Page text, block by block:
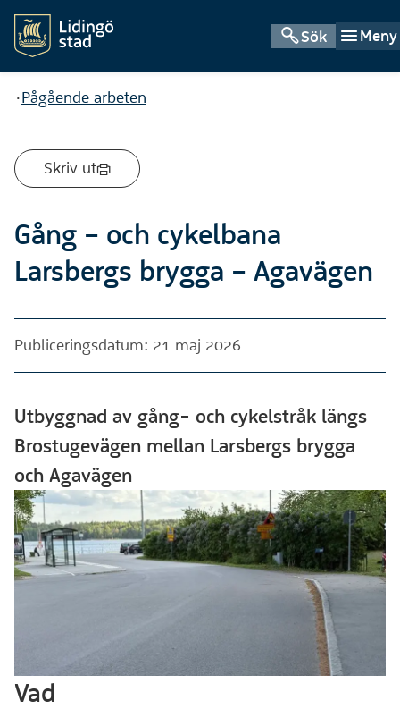
Sök Meny
Du är här:
Pågående arbeten
Skriv ut
Gång – och cykelbana
Larsbergs brygga – Agavägen
Publiceringsdatum: 21 maj 2026
Utbyggnad av gång- och cykelstråk längs
Brostugevägen mellan Larsbergs brygga
och Agavägen
Vad